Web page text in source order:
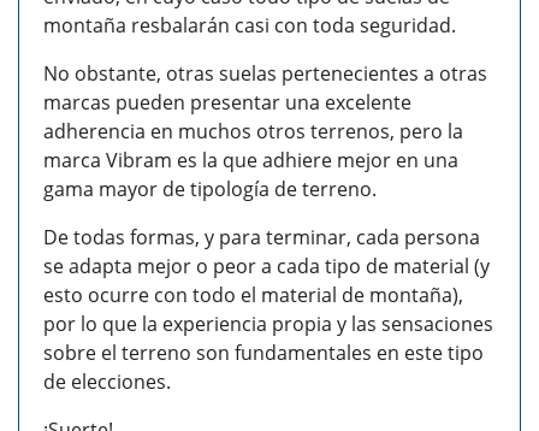
montaña resbalarán casi con toda seguridad.
No obstante, otras suelas pertenecientes a otras
marcas pueden presentar una excelente
adherencia en muchos otros terrenos, pero la
marca Vibram es la que adhiere mejor en una
gama mayor de tipología de terreno.
De todas formas, y para terminar, cada persona
se adapta mejor o peor a cada tipo de material (y
esto ocurre con todo el material de montaña),
por lo que la experiencia propia y las sensaciones
sobre el terreno son fundamentales en este tipo
de elecciones.